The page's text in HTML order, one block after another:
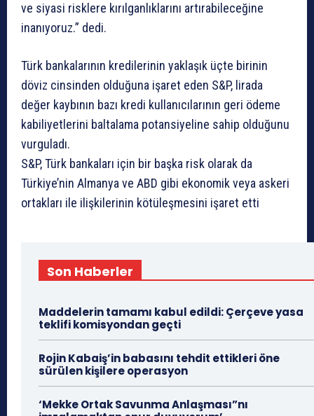
ve siyasi risklere kırılganlıklarını artırabileceğine
inanıyoruz.” dedi.
Türk bankalarının kredilerinin yaklaşık üçte birinin
döviz cinsinden olduğuna işaret eden S&P, lirada
değer kaybının bazı kredi kullanıcılarının geri ödeme
kabiliyetlerini baltalama potansiyeline sahip olduğunu
vurguladı.
S&P, Türk bankaları için bir başka risk olarak da
Türkiye’nin Almanya ve ABD gibi ekonomik veya askeri
ortakları ile ilişkilerinin kötüleşmesini işaret etti
Son Haberler
Maddelerin tamamı kabul edildi: Çerçeve yasa
teklifi komisyondan geçti
Rojin Kabaiş’in babasını tehdit ettikleri öne
sürülen kişilere operasyon
‘Mekke Ortak Savunma Anlaşması”nı